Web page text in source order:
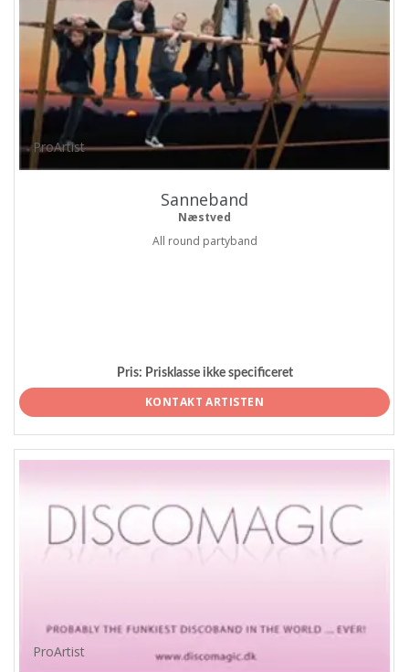
ProArtist
Sanneband
Næstved
All round partyband
Pris: Prisklasse ikke specificeret
KONTAKT ARTISTEN
ProArtist